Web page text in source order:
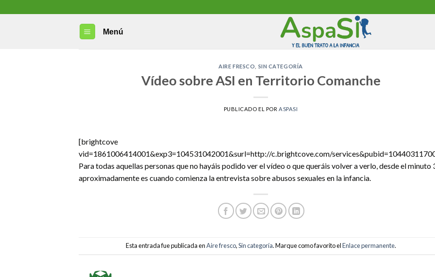
Menú
AIRE FRESCO SIN CATEGORÍA
Vídeo sobre ASI en Territorio Comanche
PUBLICADO EL PORASPASI
[brightcove
vid=1861006414001&exp3=104531042001&surl=http://c.brightcove.com/
Para todas aquellas personas que no hayáis podido ver el vídeo o que queráis volver a verlo, desde el minuto
aproximadamente es cuando comienza la entrevista sobre abusos sexuales en la infancia.
Esta entrada fue publicada enAire fresco,Sin categoría. Marque como favorito elEnlace permanente.